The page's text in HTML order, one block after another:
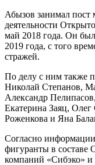
Абызов занимал пост
деятельности
май 2018 года. Он
2019 года, с того
стражей.
По делу с ним также
Николай Степанов,
Александр
Екатерина Заяц,
Роженкова и Яна
Согласно
фигуранты в составе
компаний «Сибэко»